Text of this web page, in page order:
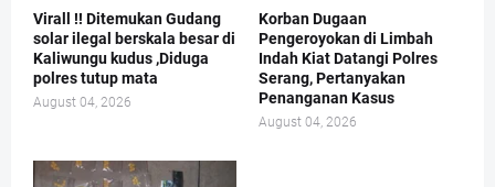
Virall !! Ditemukan Gudang
solar ilegal berskala besar di
Kaliwungu kudus ,Diduga
polres tutup mata
August 04, 2026
Korban Dugaan
Pengeroyokan di Limbah
Indah Kiat Datangi Polres
Serang, Pertanyakan
Penanganan Kasus
August 04, 2026